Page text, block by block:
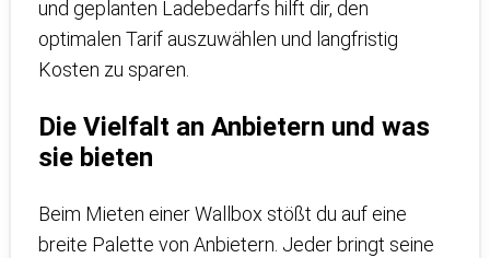
und geplanten Ladebedarfs hilft dir, den
optimalen Tarif auszuwählen und langfristig
Kosten zu sparen.
Die Vielfalt an Anbietern und was
sie bieten
Beim Mieten einer Wallbox stößt du auf eine
breite Palette von Anbietern. Jeder bringt seine